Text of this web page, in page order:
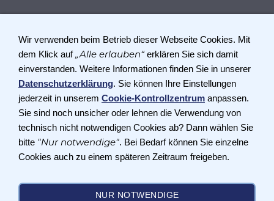
Impressum
Cookies
Datenschutz
INFORMATIONEN
Gastautoren
Werbung und Kooperationen
© 2023-2026 byTurtle-Media . Alle Rechte vorbehalten.
8918.
Member of the Pact for Skills. An initiative of the European Commission.
Wir verwenden beim Betrieb dieser Webseite Cookies. Mit
dem Klick auf„Alle erlauben“erklären Sie sich damit
einverstanden. Weitere Informationen finden Sie in unserer
Datenschutzerklärung. Sie können Ihre Einstellungen
jederzeit in unserem Cookie-Kontrollzentrum anpassen.
Sie sind noch unsicher oder lehnen die Verwendung von
technisch nicht notwendigen Cookies ab? Dann wählen Sie
bitte "Nur notwendige". Bei Bedarf können Sie einzelne
Cookies auch zu einem späteren Zeitraum freigeben.
NUR NOTWENDIGE